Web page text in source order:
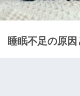
睡眠不足の原